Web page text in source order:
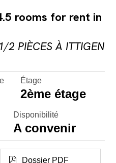
rooms for rent in
2 PIÈCES À ITTIGEN
Étage
2ème étage
Disponibilité
A convenir
Dossier PDF